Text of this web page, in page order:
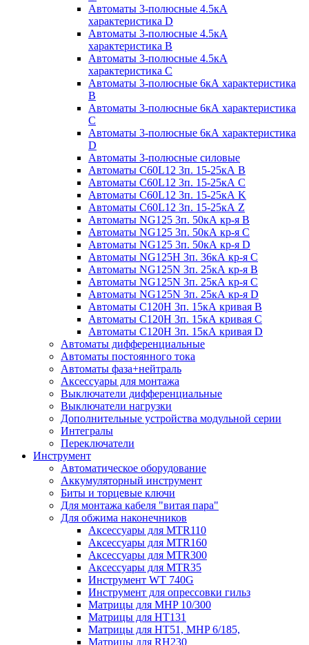
Автоматы 3-полюсные 4.5кА
характеристика D
Автоматы 3-полюсные 4.5кА
характеристика В
Автоматы 3-полюсные 4.5кА
характеристика С
Автоматы 3-полюсные 6кА характеристика
B
Автоматы 3-полюсные 6кА характеристика
C
Автоматы 3-полюсные 6кА характеристика
D
Автоматы 3-полюсные силовые
Автоматы C60L12 3п. 15-25кА B
Автоматы C60L12 3п. 15-25кА C
Автоматы C60L12 3п. 15-25кА K
Автоматы C60L12 3п. 15-25кА Z
Автоматы NG125 3п. 50кА кр-я B
Автоматы NG125 3п. 50кА кр-я C
Автоматы NG125 3п. 50кА кр-я D
Автоматы NG125H 3п. 36кА кр-я C
Автоматы NG125N 3п. 25кА кр-я B
Автоматы NG125N 3п. 25кА кр-я C
Автоматы NG125N 3п. 25кА кр-я D
Автоматы С120Н 3п. 15кА кривая B
Автоматы С120Н 3п. 15кА кривая C
Автоматы С120Н 3п. 15кА кривая D
Автоматы дифференциальные
Автоматы постоянного тока
Автоматы фаза+нейтраль
Аксессуары для монтажа
Выключатели дифференциальные
Выключатели нагрузки
Дополнительные устройства модульной серии
Интегралы
Переключатели
Инструмент
Автоматическое оборудование
Аккумуляторный инструмент
Биты и торцевые ключи
Для монтажа кабеля "витая пара"
Для обжима наконечников
Аксессуары для MTR110
Аксессуары для MTR160
Аксессуары для MTR300
Аксессуары для MTR35
Инструмент WT 740G
Инструмент для опрессовки гильз
Матрицы для MHP 10/300
Матрицы для НТ131
Матрицы для НТ51, MHP 6/185,
Матрицы для RH230